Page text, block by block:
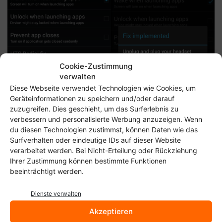
Cookie-Zustimmung
verwalten
Diese Webseite verwendet Technologien wie Cookies, um
Geräteinformationen zu speichern und/oder darauf
zuzugreifen. Dies geschieht, um das Surferlebnis zu
verbessern und personalisierte Werbung anzuzeigen. Wenn
du diesen Technologien zustimmst, können Daten wie das
Surfverhalten oder eindeutige IDs auf dieser Website
verarbeitet werden. Bei Nicht-Erteilung oder Rückziehung
Ihrer Zustimmung können bestimmte Funktionen
beeinträchtigt werden.
Dienste verwalten
Akzeptieren
Mit Root-Rechten kann man auch die Bindung zu Google Now aufheben.
Getestet habe ich die Trial-Version bei mir auf einem
gerooteten Galaxy Nexus. Die App tat bei mir, was sie
verspricht. Das Setzen des Google-Now-Fix hatte bei mir